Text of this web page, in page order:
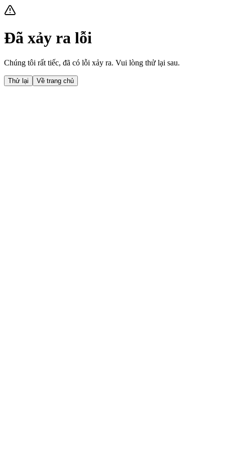
Đã xảy ra lỗi
Chúng tôi rất tiếc, đã có lỗi xảy ra. Vui lòng thử lại sau.
Thử lại Về trang chủ